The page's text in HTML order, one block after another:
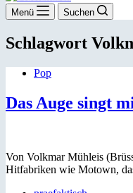
Menü Suchen
Schlagwort
Pop
Das Auge singt
Von Volkmar Mühleis
Hitfabriken wie Motown,